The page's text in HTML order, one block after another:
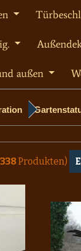
außen
338Produkten)